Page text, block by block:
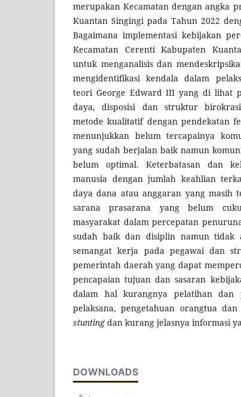
merupakan Kecamatan dengan angka
Kuantan Singingi pada Tahun 2022
Bagaimana implementasi kebijakan
Kecamatan Cerenti Kabupaten
untuk menganalisis dan
mengidentifikasi kendala dalam
teori George Edward III yang di lihat
daya, disposisi dan struktur
metode kualitatif dengan pendekatan
menunjukkan belum tercapainya
yang sudah berjalan baik namun
belum optimal. Keterbatasan dan
manusia dengan jumlah keahlian
daya dana atau anggaran yang masih
sarana prasarana yang belum
masyarakat dalam percepatan
sudah baik dan disiplin namun tidak
semangat kerja pada pegawai dan
pemerintah daerah yang dapat
pencapaian tujuan dan sasaran
dalam hal kurangnya pelatihan dan
pelaksana, pengetahuan orangtua
stuntingdan kurang jelasnya informasi
DOWNLOADS